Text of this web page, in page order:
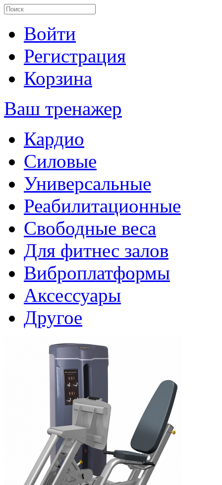
Войти
Регистрация
Корзина
Ваш тренажер
Кардио
Силовые
Универсальные
Реабилитационные
Свободные веса
Для фитнес залов
Виброплатформы
Аксессуары
Другое